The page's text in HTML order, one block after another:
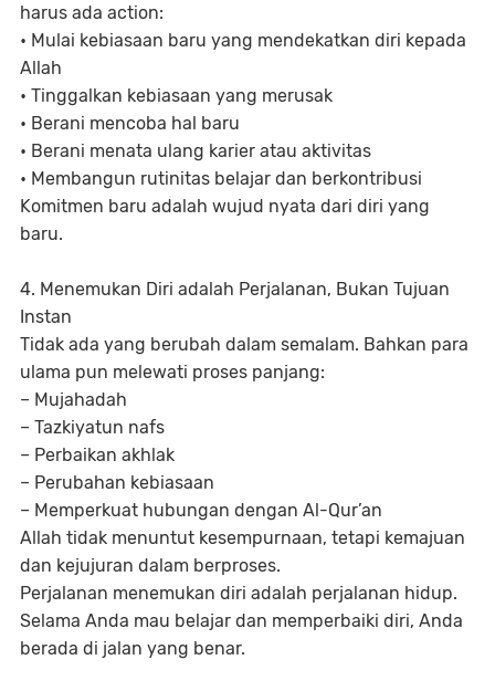
harus ada action:
• Mulai kebiasaan baru yang mendekatkan diri kepada
Allah
• Tinggalkan kebiasaan yang merusak
• Berani mencoba hal baru
• Berani menata ulang karier atau aktivitas
• Membangun rutinitas belajar dan berkontribusi
Komitmen baru adalah wujud nyata dari diri yang
baru.
4. Menemukan Diri adalah Perjalanan, Bukan Tujuan
Instan
Tidak ada yang berubah dalam semalam. Bahkan para
ulama pun melewati proses panjang:
– Mujahadah
– Tazkiyatun nafs
– Perbaikan akhlak
– Perubahan kebiasaan
– Memperkuat hubungan dengan Al-Qur’an
Allah tidak menuntut kesempurnaan, tetapi kemajuan
dan kejujuran dalam berproses.
Perjalanan menemukan diri adalah perjalanan hidup.
Selama Anda mau belajar dan memperbaiki diri, Anda
berada di jalan yang benar.